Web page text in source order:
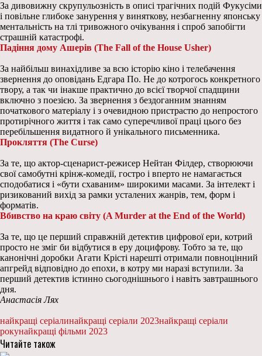
За дивовижну скрупульозність в описі трагічних подій Фукусіми
і повільне глибоке занурення у виняткову, незбагненну японську
ментальність на тлі тривожного очікування і спроб запобігти
страшній катастрофі.
Падіння дому Ашерів (The Fall of the House Usher)
За найбільш винахідливе за всю історію кіно і телебачення
звернення до оповідань Едгара По. Не до котрогось конкретного
твору, а так чи інакше практично до всієї творчої спадщини
включно з поезією. За звернення з бездоганним знанням
початкового матеріалу і з очевидною пристрастю до непростого
протирічного життя і так само суперечливої праці цього без
перебільшення видатного й унікального письменника.
Прокляття (The Curse)
За те, що актор-сценарист-режисер Нейтан Філдер, створюючи
свої самобутні крінж-комедії, гостро і вперто не намагається
сподобатися і «бути схаваним» широкими масами. За інтелект і
ризикований вихід за рамки усталених жанрів, тем, форм і
форматів.
Вбивство на краю світу (A Murder at the End of the World)
За те, що це перший справжній детектив цифрової ери, котрий
просто не зміг би відбутися в еру доцифрову. Тобто за те, що
канонічні доробки Агати Крісті нарешті отримали повноцінний
апгрейд відповідно до епохи, в котру ми наразі вступили. За
перший детектив істинно сьогоднішнього і навіть завтрашнього
дня.
Анастасія Лях
найкращі серіалинайкращі серіали 2023найкращі серіали
рокунайкращі фільми 2023
Читайте також